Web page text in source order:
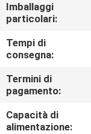
RICHIEDA
UNA
CITAZIONE
MAPPA
DEL
Imballaggi
particolari:
Tempi di
consegna:
Termini di
pagamento:
Capacità di
alimentazione: